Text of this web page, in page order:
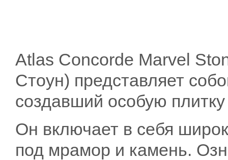
Atlas Concorde Marvel
Стоун) представляет
создавший особую
Он включает в себя
под мрамор и камень.